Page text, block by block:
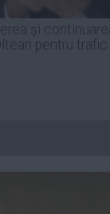
şi
pentru